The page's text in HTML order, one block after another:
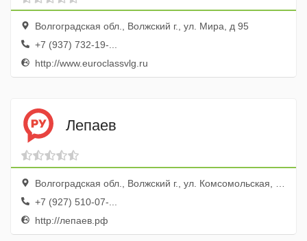
Волгоградская обл., Волжский г., ул. Мира, д 95
+7 (937) 732-19-...
http://www.euroclassvlg.ru
Лепаев
Волгоградская обл., Волжский г., ул. Комсомольская, 13
+7 (927) 510-07-...
http://лепаев.рф